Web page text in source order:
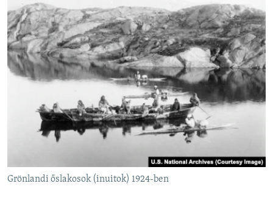
Grönlandi őslakosok (inuitok) 1924-ben